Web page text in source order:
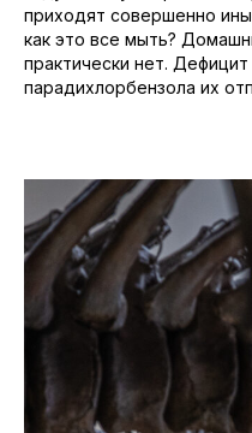
приходят совершенно
как это все мыть?
практически нет. Дефицит
парадихлорбензола их